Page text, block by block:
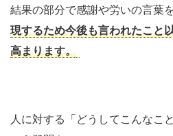
結果の部分で感謝や労いの言葉
現するため今後も言われたこと
高まります。
人に対する「どうしてこんなこ